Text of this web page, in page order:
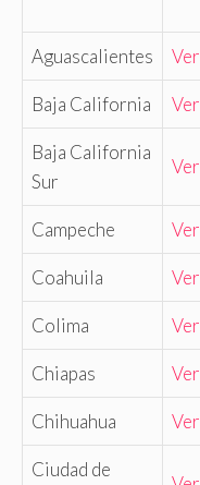
Aguascalientes Ver
Baja California Ver
Baja California
Sur
Ver
Campeche Ver
Coahuila Ver
Colima Ver
Chiapas Ver
Chihuahua Ver
Ciudad de